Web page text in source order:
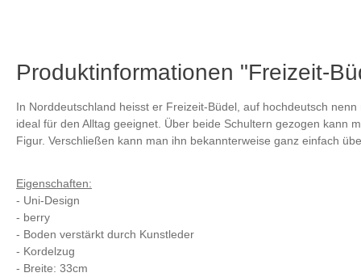
Produktinformationen "Freizeit-
In Norddeutschland heisst er Freizeit-Büdel, auf hochdeutsch
ideal für den Alltag geeignet. Über beide Schultern gezogen kann
Figur. Verschließen kann man ihn bekannterweise ganz einfach
Eigenschaften:
- Uni-Design
- berry
- Boden verstärkt durch Kunstleder
- Kordelzug
- Breite: 33cm